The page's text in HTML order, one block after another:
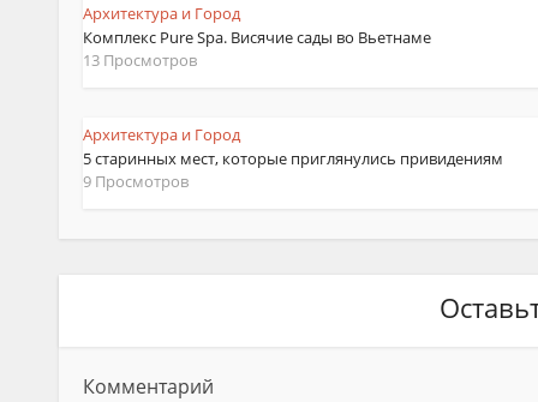
Архитектура и Город
Комплекс Pure Spa. Висячие сады во Вьетнаме
13 Просмотров
Архитектура и Город
5 старинных мест, которые приглянулись привидениям
9 Просмотров
Комментарий